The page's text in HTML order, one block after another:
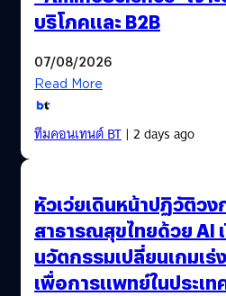
บริโภคและ B2B
07/08/2026
Read More
ทีมคอนเทนต์ BT| 2 days ago
หัวเว่ยเดินหน้าปฏิวัติวง
สาธารณสุขไทยด้วย AI
นวัตกรรมเปลี่ยนเกมเร่
เพื่อการแพทย์ในประเท